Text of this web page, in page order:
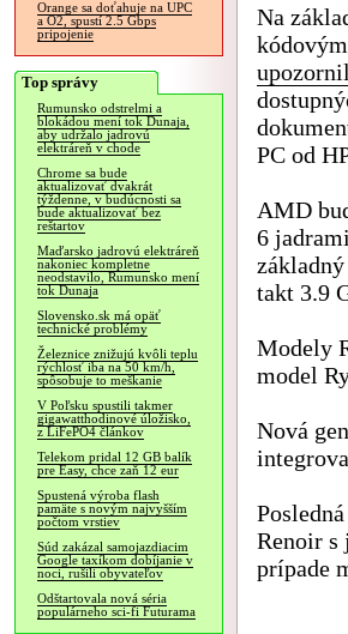
Orange sa doťahuje na UPC
a O2, spustí 2.5 Gbps
pripojenie
Top správy
Rumunsko odstrelmi a
blokádou mení tok Dunaja,
aby udržalo jadrovú
elektráreň v chode
Chrome sa bude
aktualizovať dvakrát
týždenne, v budúcnosti sa
bude aktualizovať bez
reštartov
Maďarsko jadrovú elektráreň
nakoniec kompletne
neodstavilo, Rumunsko mení
tok Dunaja
Slovensko.sk má opäť
technické problémy
Železnice znižujú kvôli teplu
rýchlosť iba na 50 km/h,
spôsobuje to meškanie
V Poľsku spustili takmer
gigawatthodinové úložisko,
z LiFePO4 článkov
Telekom pridal 12 GB balík
pre Easy, chce zaň 12 eur
Spustená výroba flash
pamäte s novým najvyšším
počtom vrstiev
Súd zakázal samojazdiacim
Google taxíkom dobíjanie v
noci, rušili obyvateľov
Odštartovala nová séria
populárneho sci-fi Futurama
Na
upozornil
PC od
AMD
6
takt 3.9
Modely
model
Nová
Renoir s
prípade